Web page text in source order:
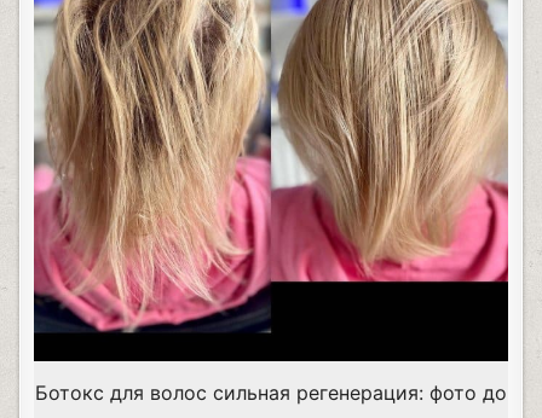
Ботокс для волос сильная регенерация: фото до